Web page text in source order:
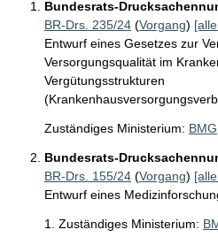
Bundesrats-
BR-Drs. 235/24 (Vorgang)
Entwurf eines Gesetzes zur
Versorgungsqualität im
Vergütungsstrukturen
Zuständiges Ministerium: BMG
Bundesrats-
BR-Drs. 155/24 (Vorgang)
Entwurf eines
1. Zuständiges Ministerium: